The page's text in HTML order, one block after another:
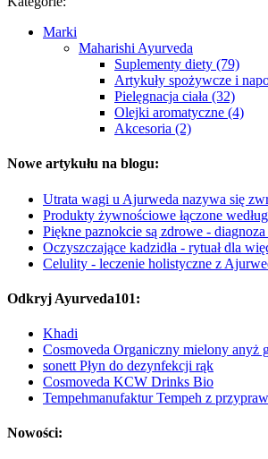
Marki
Maharishi Ayurveda
Suplementy diety (79)
Artykuły spożywcze i
Pielęgnacja ciała (32)
Olejki aromatyczne (4)
Akcesoria (2)
Nowe artykułu na blogu:
Utrata wagi u Ajurweda nazywa się
Produkty żywnościowe łączone
Piękne paznokcie są zdrowe - diagnoza
Oczyszczające kadzidła - rytuał dla
Celulity - leczenie holistyczne z
Odkryj Ayurveda101:
Khadi
Cosmoveda Organiczny mielony anyż
sonett Płyn do dezynfekcji rąk
Cosmoveda KCW Drinks Bio
Tempehmanufaktur Tempeh z
Nowości: